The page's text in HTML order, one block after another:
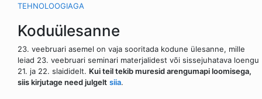
TEHNOLOOGIAGA
Koduülesanne
23. veebruari asemel on vaja sooritada kodune ülesanne, mille
leiad 23. veebruari seminari materjalidest või sissejuhatava loengu
21. ja 22. slaididelt. Kui teil tekib muresid arengumapi loomisega,
siis kirjutage need julgelt siia.